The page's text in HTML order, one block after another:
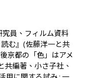
員、フィルム資料
む』(佐藤洋一と共
京都の「色」はアメ
共編著、小さ子社、